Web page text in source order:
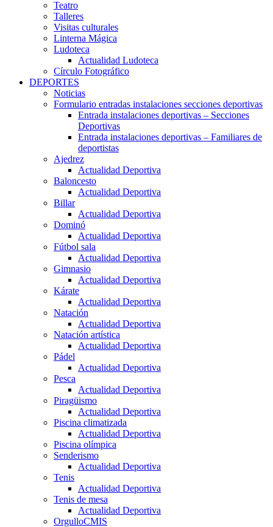
Teatro
Talleres
Visitas culturales
Linterna Mágica
Ludoteca
Actualidad Ludoteca
Círculo Fotográfico
DEPORTES
Noticias
Formulario entradas instalaciones secciones deportivas
Entrada instalaciones deportivas – Secciones
Deportivas
Entrada instalaciones deportivas – Familiares de
deportistas
Ajedrez
Actualidad Deportiva
Baloncesto
Actualidad Deportiva
Billar
Actualidad Deportiva
Dominó
Actualidad Deportiva
Fútbol sala
Actualidad Deportiva
Gimnasio
Actualidad Deportiva
Kárate
Actualidad Deportiva
Natación
Actualidad Deportiva
Natación artística
Actualidad Deportiva
Pádel
Actualidad Deportiva
Pesca
Actualidad Deportiva
Piragüismo
Actualidad Deportiva
Piscina climatizada
Actualidad Deportiva
Piscina olímpica
Senderismo
Actualidad Deportiva
Tenis
Actualidad Deportiva
Tenis de mesa
Actualidad Deportiva
OrgulloCMIS